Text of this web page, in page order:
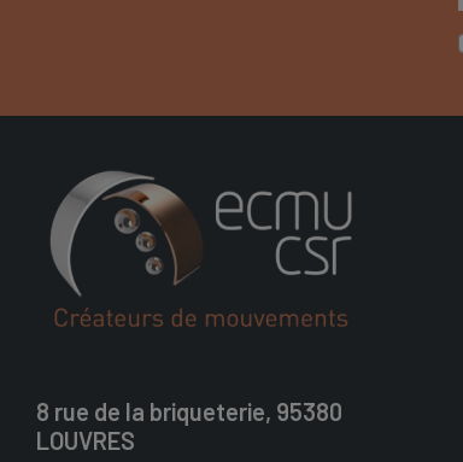
8 rue de la briqueterie, 95380
LOUVRES